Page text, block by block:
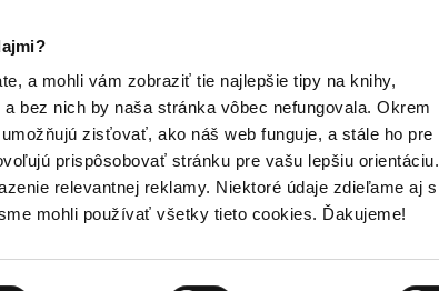
a mohli vám zobraziť tie najlepšie tipy na knihy,
bez nich by naša stránka vôbec nefungovala. Okrem
zisťovať, ako náš web funguje, a stále ho pre
prispôsobovať stránku pre vašu lepšiu orientáciu.
relevantnej reklamy. Niektoré údaje zdieľame aj s
mohli používať všetky tieto cookies. Ďakujeme!